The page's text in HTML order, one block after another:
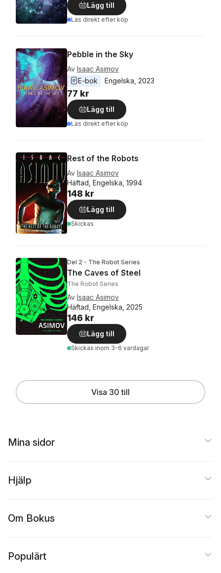
Lägg till
Läs direkt efter köp
Pebble in the Sky
Av Isaac Asimov
E-bok
Engelska 2023
77 kr
Lägg till
Läs direkt efter köp
Rest of the Robots
Av Isaac Asimov
Häftad, Engelska, 1994
148 kr
Lägg till
Skickas
Del 2 - The Robot Series
The Caves of Steel
The Robot Series
Av Isaac Asimov
Häftad, Engelska, 2025
146 kr
Lägg till
Skickas inom 3-6 vardagar
Visa 30 till
Mina sidor
Hjälp
Om Bokus
Populärt